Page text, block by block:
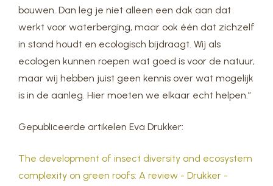
bouwen. Dan leg je niet alleen een dak aan dat
werkt voor waterberging, maar ook één dat zichzelf
in stand houdt en ecologisch bijdraagt. Wij als
ecologen kunnen roepen wat goed is voor de natuur,
maar wij hebben juist geen kennis over wat mogelijk
is in de aanleg. Hier moeten we elkaar echt helpen.”
Gepubliceerde artikelen Eva Drukker:
The development of insect diversity and ecosystem
complexity on green roofs: A review - Drukker -